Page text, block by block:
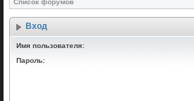
Список форумов
Вход
Имя пользователя:
Пароль: